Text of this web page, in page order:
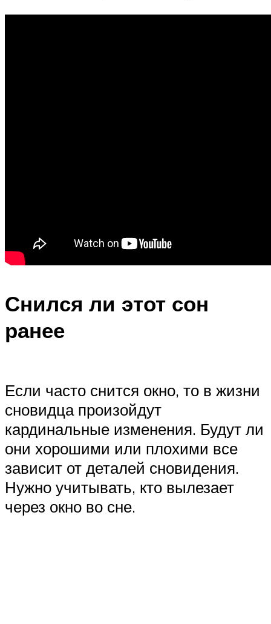
Снился ли этот сон
ранее
Если часто снится окно, то в жизни
сновидца произойдут
кардинальные изменения. Будут ли
они хорошими или плохими все
зависит от деталей сновидения.
Нужно учитывать, кто вылезает
через окно во сне.